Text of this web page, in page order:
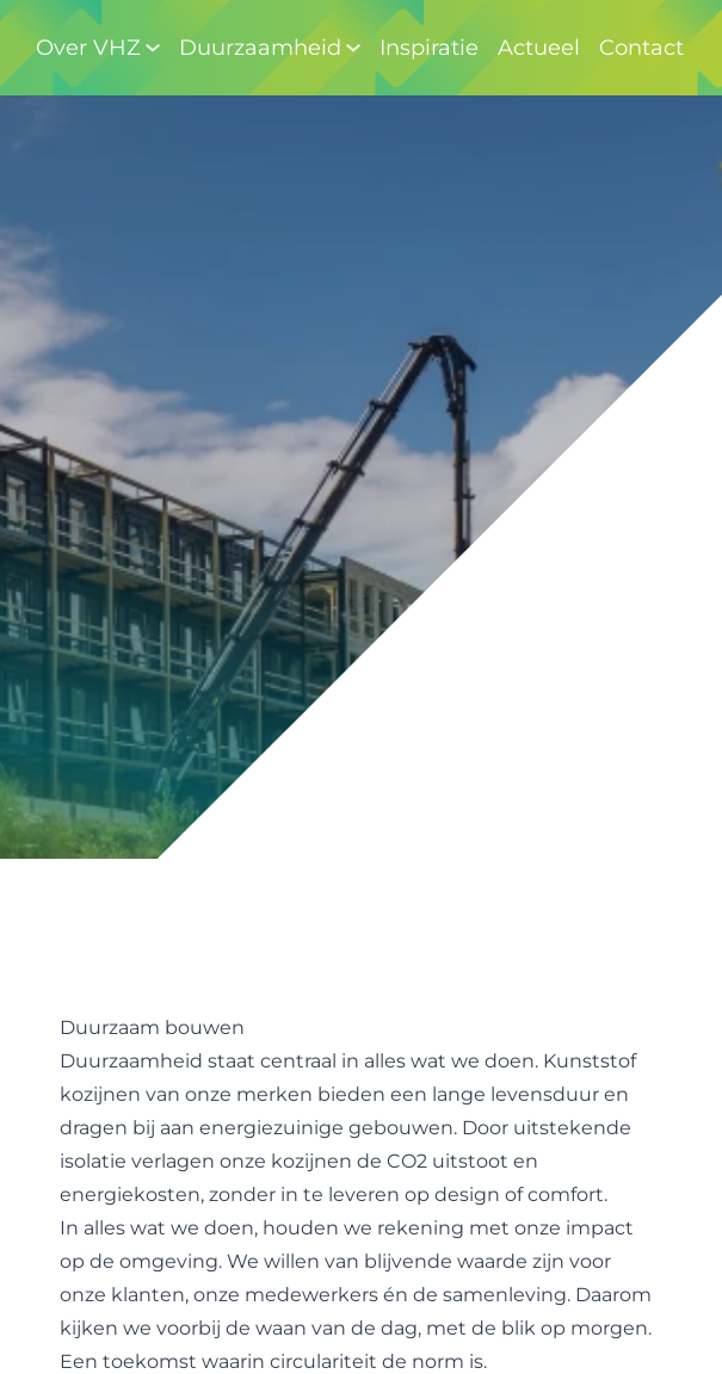
Over VHZ Duurzaamheid Inspiratie Actueel Contact
Duurzaam bouwen
Duurzaamheid staat centraal in alles wat we doen. Kunststof
kozijnen van onze merken bieden een lange levensduur en
dragen bij aan energiezuinige gebouwen. Door uitstekende
isolatie verlagen onze kozijnen de CO2 uitstoot en
energiekosten, zonder in te leveren op design of comfort.
In alles wat we doen, houden we rekening met onze impact
op de omgeving. We willen van blijvende waarde zijn voor
onze klanten, onze medewerkers én de samenleving. Daarom
kijken we voorbij de waan van de dag, met de blik op morgen.
Een toekomst waarin circulariteit de norm is.